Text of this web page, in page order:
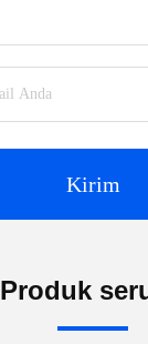
Kirim
Produk